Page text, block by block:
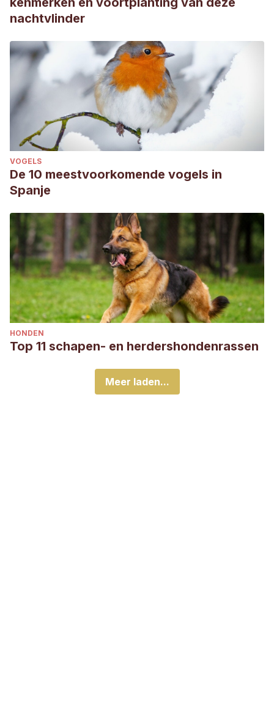
nachtvlinder
VOGELS
De 10 meestvoorkomende vogels in
Spanje
HONDEN
Top 11 schapen- en herdershondenrassen
Meer laden...